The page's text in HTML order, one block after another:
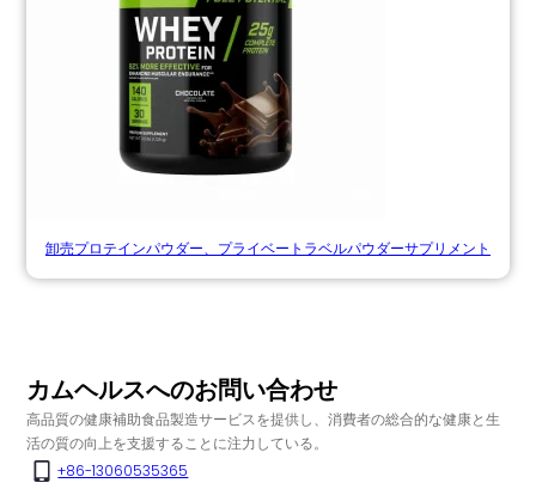
卸売プロテインパウダー、プライベートラベルパウダーサプリメント
カムヘルスへのお問い合わせ
高品質の健康補助食品製造サービスを提供し、消費者の総合的な健康と生
活の質の向上を支援することに注力している。
+86-13060535365